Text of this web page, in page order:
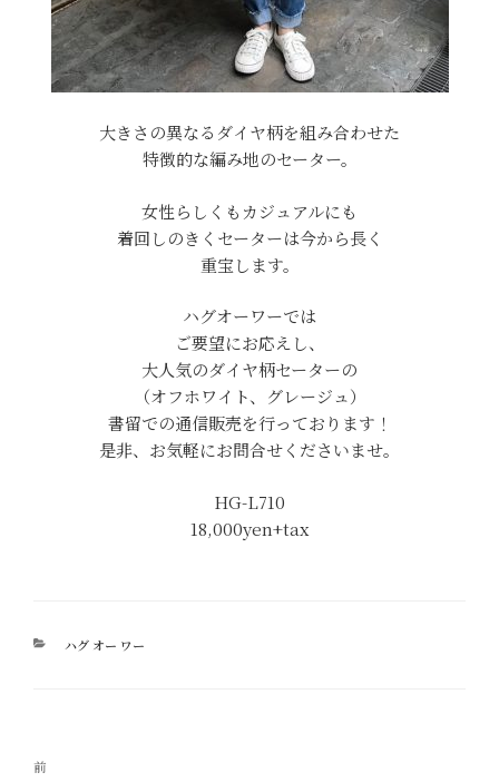
大きさの異なるダイヤ柄を組み合わせた
特徴的な編み地のセーター。
女性らしくもカジュアルにも
着回しのきくセーターは今から長く
重宝します。
ハグオーワーでは
ご要望にお応えし、
大人気のダイヤ柄セーターの
（オフホワイト、グレージュ）
書留での通信販売を行っております！
是非、お気軽にお問合せくださいませ。
HG-L710
18,000yen+tax
カ
ハグ オー ワー
投
過
前